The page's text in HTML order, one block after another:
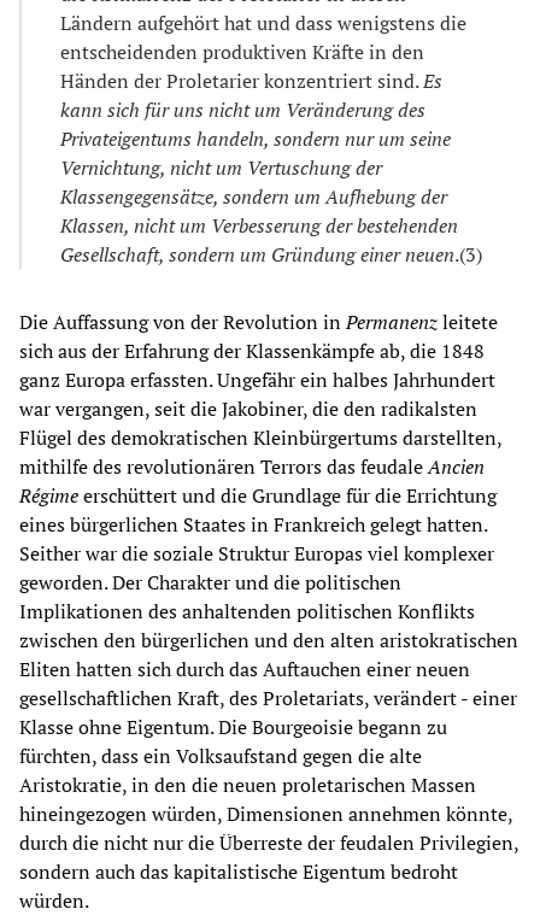
Ländern aufgehört hat und dass wenigstens die
entscheidenden produktiven Kräfte in den
Händen der Proletarier konzentriert sind.Es
kann sich für uns nicht um Veränderung des
Privateigentums handeln, sondern nur um seine
Vernichtung, nicht um Vertuschung der
Klassengegensätze, sondern um Aufhebung der
Klassen, nicht um Verbesserung der bestehenden
Gesellschaft, sondern um Gründung einer neuen.(3)
Die Auffassung von der Revolution inPermanenzleitete
sich aus der Erfahrung der Klassenkämpfe ab, die 1848
ganz Europa erfassten. Ungefähr ein halbes Jahrhundert
war vergangen, seit die Jakobiner, die den radikalsten
Flügel des demokratischen Kleinbürgertums darstellten,
mithilfe des revolutionären Terrors das feudaleAncien
Régimeerschüttert und die Grundlage für die Errichtung
eines bürgerlichen Staates in Frankreich gelegt hatten.
Seither war die soziale Struktur Europas viel komplexer
geworden. Der Charakter und die politischen
Implikationen des anhaltenden politischen Konflikts
zwischen den bürgerlichen und den alten aristokratischen
Eliten hatten sich durch das Auftauchen einer neuen
gesellschaftlichen Kraft, des Proletariats, verändert - einer
Klasse ohne Eigentum. Die Bourgeoisie begann zu
fürchten, dass ein Volksaufstand gegen die alte
Aristokratie, in den die neuen proletarischen Massen
hineingezogen würden, Dimensionen annehmen könnte,
durch die nicht nur die Überreste der feudalen Privilegien,
sondern auch das kapitalistische Eigentum bedroht
würden.